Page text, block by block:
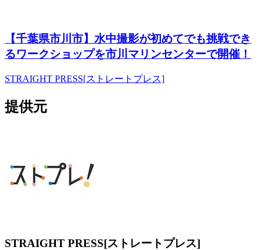
【千葉県市川市】水中撮影が初めてでも挑戦でき
るワークショップを市川マリンセンターで開催！
STRAIGHT PRESS[ストレートプレス]
提供元
STRAIGHT PRESS[ストレートプレス]